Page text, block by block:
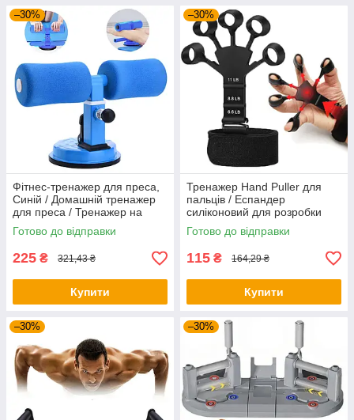
–30%
Фітнес-тренажер для преса,
Синій / Домашній тренажер
для преса / Тренажер на
присосках
Готово до відправки
225 ₴ 321,43 ₴
Купити
–30%
Тренажер Hand Puller для
пальців / Еспандер
силіконовий для розробки
пальців руки
Готово до відправки
115 ₴ 164,29 ₴
Купити
–30% –30%